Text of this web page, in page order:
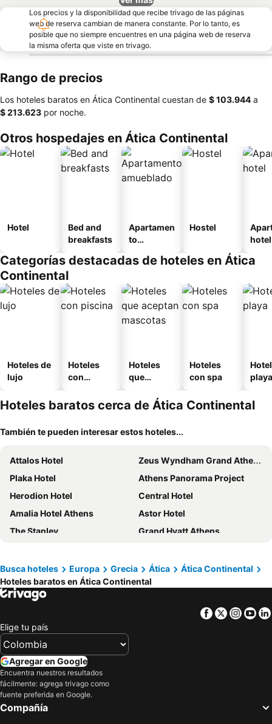
Los precios y la disponibilidad que recibe trivago de las páginas
web de reserva cambian de manera constante. Por lo tanto, es
posible que no siempre encuentres en una página web de reserva
la misma oferta que viste en trivago.
Rango de precios
Los hoteles baratos en Ática Continental cuestan de ‎$ 103.944 a
‎$ 213.623 por noche.
Otros hospedajes en Ática Continental
Hotel
Bed and
breakfasts
Apartamen
to
o
Hostel
hotel
Categorías destacadas de hoteles en Ática
Continental
Hoteles de
lujo
Hoteles
con
Hoteles
que
mascotas
Hoteles
con spa
playa
Hoteles baratos cerca de Ática Continental
También te pueden interesar estos hoteles...
Attalos Hotel
Zeus Wyndham Grand Athens
Plaka Hotel
Athens Panorama Project
Herodion Hotel
Central Hotel
Amalia Hotel Athens
Astor Hotel
The Stanley
Grand Hyatt Athens
Athens One Smart Hotel
Parnon Hotel
Sofitel Athens Airport
Eternity Athens
Xenophon Hotel
Athens Tiare by Mage Hotels
Delphi Art Hotel
International Atene Hotel
Socrates Hotel
Divani Palace Acropolis
Marina Hotel Athens
Busca hoteles Europa Grecia Ática
Ática Continental
Hoteles baratos en Ática Continental
Facebook
Twitter
Elige tu país
Agregar en Google
Encuentra nuestros resultados
fácilmente: agrega trivago como
fuente preferida en Google.
Compañía